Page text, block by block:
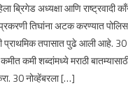
ब्रिगेड अध्यक्षा आणि राष्ट्रवादी
तिघांना अटक करण्यात
प्राथमिक तपासात पुढे आली आहे. 30
कमी शब्दांमध्ये मराठी
30 नोव्हेंबरला […]